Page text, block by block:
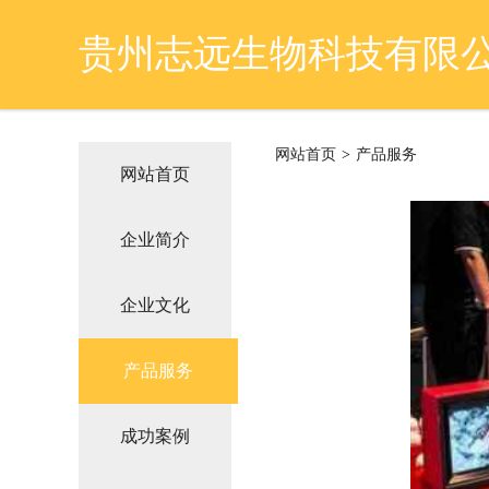
贵州志远生物科技有限
网站首页
企业简介
企业文化
产品服务
成功案例
网站首页 > 产品服务